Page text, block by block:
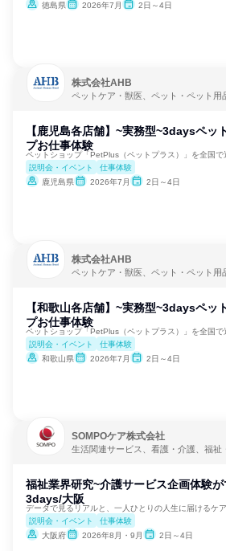
徳島県
2026年7月 2日～4日
株式会社AHB
ペットケア・獣医、ペット・ペット用
【鹿児島各店舗】~実務型~3daysペッ
プお仕事体験
ペットショップ「PetPlus（ペットプラス）」を全国で
説明会・イベント
仕事体験
鹿児島県
2026年7月 2日～4日
株式会社AHB
ペットケア・獣医、ペット・ペット用
【和歌山各店舗】~実務型~3daysペッ
プお仕事体験
ペットショップ「PetPlus（ペットプラス）」を全国で
説明会・イベント
仕事体験
和歌山県
2026年7月 2日～4日
SOMPOケア株式会社
生活関連サービス、看護・介護、福祉
福祉業界研究~介護サービス企画体験が
3days/大阪
データで見るリアルと、一人ひとりの人生に届けるケ
説明会・イベント
仕事体験
大阪府
2026年8月・9月 2日～4日